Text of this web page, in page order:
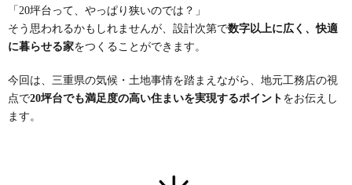
「20坪台って、やっぱり狭いのでは？」
そう思われるかもしれませんが、設計次第で数字以上に広く、快適
に暮らせる家をつくることができます。
今回は、三重県の気候・土地事情を踏まえながら、地元工務店の視
点で20坪台でも満足度の高い住まいを実現するポイント をお伝えし
ます。